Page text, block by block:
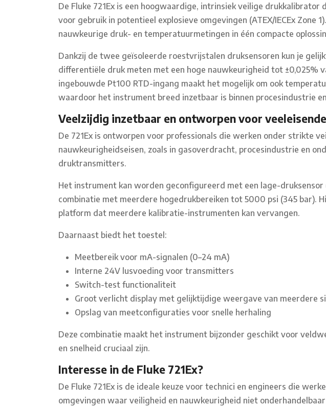
De Fluke 721Ex is een hoogwaardige, intrinsiek veilige drukkalibrator
voor gebruik in potentieel explosieve omgevingen (ATEX/IECEx Zone
nauwkeurige druk- en temperatuurmetingen in één compacte
Dankzij de twee geïsoleerde roestvrijstalen druksensoren kun je
differentiële druk meten met een hoge nauwkeurigheid tot ±0,025%
ingebouwde Pt100 RTD-ingang maakt het mogelijk om ook
waardoor het instrument breed inzetbaar is binnen procesindustrie
Veelzijdig inzetbaar en ontworpen voor
De 721Ex is ontworpen voor professionals die werken onder strikte
nauwkeurigheidseisen, zoals in gasoverdracht, procesindustrie en
druktransmitters.
Het instrument kan worden geconfigureerd met een lage-druksensor
combinatie met meerdere hogedrukbereiken tot 5000 psi (345 bar).
platform dat meerdere kalibratie-instrumenten kan vervangen.
Daarnaast biedt het toestel:
Meetbereik voor mA-signalen (0–24 mA)
Interne 24V lusvoeding voor transmitters
Switch-test functionaliteit
Groot verlicht display met gelijktijdige weergave van meerdere
Opslag van meetconfiguraties voor snelle herhaling
Deze combinatie maakt het instrument bijzonder geschikt voor
en snelheid cruciaal zijn.
Interesse in de Fluke 721Ex?
De Fluke 721Ex is de ideale keuze voor technici en engineers die
omgevingen waar veiligheid en nauwkeurigheid niet